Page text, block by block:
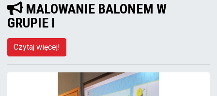
MALOWANIE BALONEM W
GRUPIE I
Czytaj więcej!